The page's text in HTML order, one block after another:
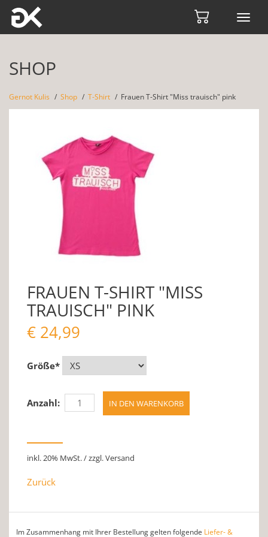
SHOP
Gernot Kulis Shop T-Shirt Frauen T-Shirt "Miss trauisch" pink
FRAUEN T-SHIRT "MISS
TRAUISCH" PINK
€ 24,99
Größe*
Anzahl:
inkl. 20% MwSt. / zzgl. Versand
Zurück
Im Zusammenhang mit Ihrer Bestellung gelten folgende Liefer- &